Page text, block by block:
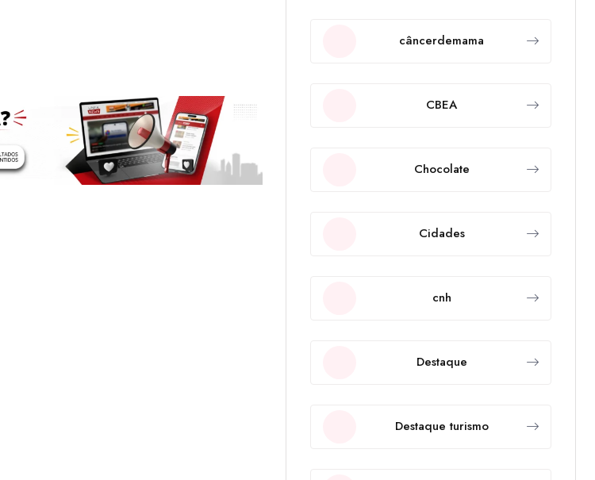
câncerdemama
CBEA
Chocolate
Cidades
cnh
Destaque
Destaque turismo